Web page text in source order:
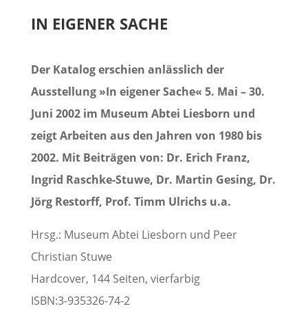
IN EIGENER SACHE
Der Katalog erschien anlässlich der
Ausstellung »In eigener Sache« 5. Mai – 30.
Juni 2002 im Museum Abtei Liesborn und
zeigt Arbeiten aus den Jahren von 1980 bis
2002. Mit Beiträgen von: Dr. Erich Franz,
Ingrid Raschke-Stuwe, Dr. Martin Gesing, Dr.
Jörg Restorff, Prof. Timm Ulrichs u.a.
Hrsg.: Museum Abtei Liesborn und Peer
Christian Stuwe
Hardcover, 144 Seiten, vierfarbig
ISBN:3-935326-74-2